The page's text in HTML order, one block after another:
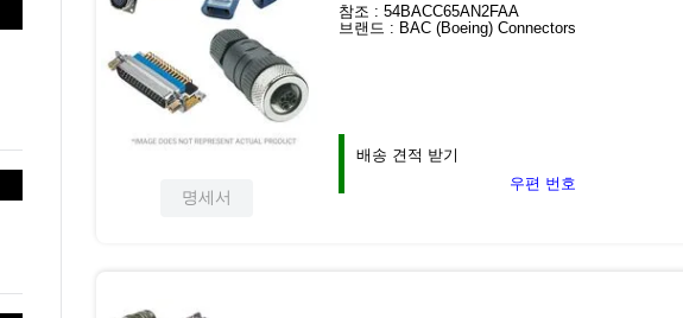
명세서
참조 :54BACC65AN2FAA
브랜드 : BAC (Boeing) Connectors
배송 견적 받기
우편 번호